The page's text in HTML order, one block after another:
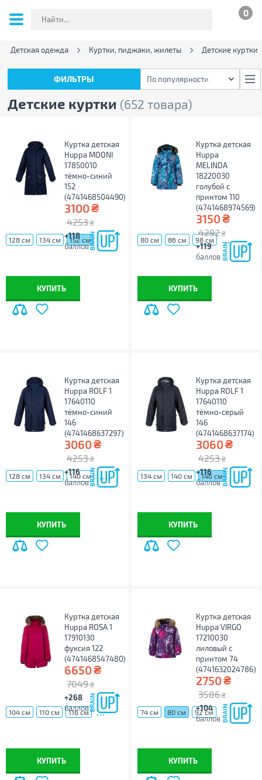
0
Детская одежда Куртки, пиджаки, жилеты Детские куртки
Детские куртки (652 товара)
ФИЛЬТРЫ По популярности
Куртка детская
Huppa MOONI
17850010
тёмно-синий
152
(4741468504490)
3100₴
4253 ₴
+118
баллов
128 см 134 см 152 см
КУПИТЬ
Куртка детская
Huppa
MELINDA
18220030
голубой с
принтом 110
(4741468974569)
3150₴
4292 ₴
+119
баллов
80 см 86 см 98 см ...
КУПИТЬ
Куртка детская
Huppa ROLF 1
17640110
тёмно-синий
146
(4741468637297)
3060₴
4253 ₴
+116
баллов
128 см 134 см 140 см ...
КУПИТЬ
Куртка детская
Huppa ROLF 1
17640110
тёмно-серый
146
(4741468637174)
3060₴
4253 ₴
+116
баллов
134 см 140 см 146 см
КУПИТЬ
Куртка детская
Huppa ROSA 1
17910130
фуксия 122
(4741468547480)
6650₴
7049 ₴
+268
баллов
104 см 110 см 116 см ...
КУПИТЬ
Куртка детская
Huppa VIRGO
17210030
лилoвый с
принтом 74
(4741632024786)
2750₴
3586 ₴
+104
баллов
74 см 80 см 92 см
КУПИТЬ
ФИЛЬТРЫ По популярности